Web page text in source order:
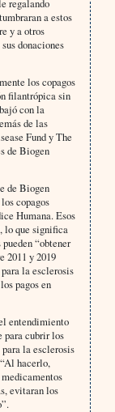
regalando
a estos
y a otros
donaciones
los copagos
filantrópica sin
con la
de las
Fund y The
de Biogen
de Biogen
copagos
Humana. Esos
lo que significa
“obtener
2011 y 2019
la esclerosis
pagos en
entendimiento
para cubrir los
la esclerosis
hacerlo,
evitaran los